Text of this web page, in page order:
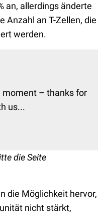
an, allerdings änderte
Anzahl an T-Zellen, die
werden.
moment – thanks for
us...
die Seite
die Möglichkeit hervor,
nicht stärkt,